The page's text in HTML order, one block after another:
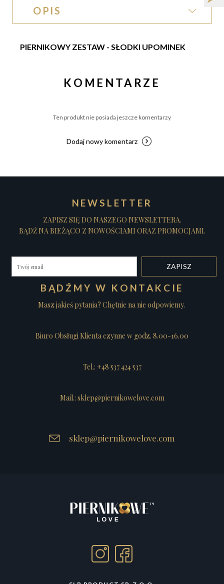
OPIS
PIERNIKOWY ZESTAW - SŁODKI UPOMINEK
KOMENTARZE
Ten produkt nie posiada jeszcze komentarzy
Dodaj nowy komentarz
NEWSLETTER
ZAPISZ SIĘ DO NASZEGO NEWSLETTERA.
BĄDŹ NA BIEŻĄCO Z NOWOŚCIAMI ORAZ PROMOCJAMI.
BĄDŹMY W KONTAKCIE
Masz jakieś pytania? Chętnie na nie odpowiemy.
Biuro Obsługi Klienta czynne w godz. 8.00-16.00
Tel.: +48 537 424 537
Mail.: sklep@piernikowelove.com
sklep@piernikowelove.com